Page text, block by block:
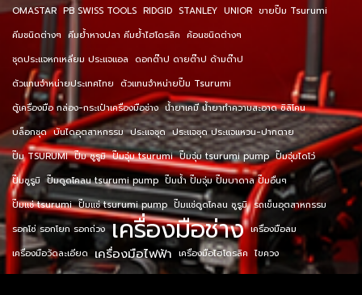
OMASTAR PB SWISS TOOLS RIDGID STANLEY UNIOR ขายปั๊ม Tsurumi
คีมชนิดต่างๆ คีมย้ำหางปลา คีมย้ำไฮโดรลิค ค้อนชนิดต่างๆ
ชุดประแจหกเหลี่ยม ประแจแอล ดอกต๊าป ดายต๊าป ด้ามต๊าป
ตัวแทนจำหน่ายประเทศไทย ตัวแทนจำหน่ายปั๊ม Tsurumi
ตู้เครื่องมือ กล่อง-กระเป๋าเครื่องมือช่าง น้ำยาเคมี น้ำยาทำความสะอาด ซิลิโคน
บล็อกชุด บันไดอุตสาหกรรม ประแจชุด ประแจชุด ประแจแหวน-ปากตาย
ปั๊ม TSURUMI ปั๊ม ซูรูมิ ปั๊มจุ่ม tsurumi ปั๊มจุ่ม tsurumi pump ปั๊มจุ่มไดโว่
ปั๊มซูรูมิ ปั๊มดูดโคลน tsurumi pump ปั๊มน้ำ ปั๊มจุ่ม ปั๊มบาดาล ปั๊มอื่นๆ
ปั๊มแช่ tsurumi ปั๊มแช่ tsurumi pump ปั๊มแช่ดูดโคลน ซูรูมิ รถเข็นอุตสาหกรรม
รอกโซ่ รอกโยก รอกถ่วง เครื่องมือช่าง เครื่องมือลม
เครื่องมือวัดละเอียด เครื่องมือไฟฟ้า เครื่องมือไฮโดรลิค ไขควง